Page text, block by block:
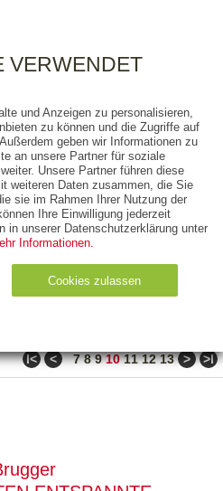
Bestseller
ǀ< < 7 8 9 10 11 12 13 > >ǀ
VERWENDET
und Anzeigen zu personalisieren,
zu können und die Zugriffe auf
geben wir Informationen zu
an unsere Partner für soziale
Unsere Partner führen diese
weiteren Daten zusammen, die Sie
sie im Rahmen Ihrer Nutzung der
Ihre Einwilligung jederzeit
in unserer Datenschutzerklärung unter
Informationen.
Cookies zulassen
Ty
Zustimmungsstatus des
Cookies auf der aktuellen